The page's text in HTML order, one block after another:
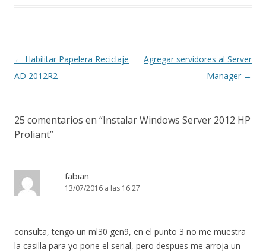
Navegación
de
← Habilitar Papelera Reciclaje
AD 2012R2
Agregar servidores al Server
Manager →
25 comentarios en “Instalar Windows Server 2012 HP
Proliant”
fabian
13/07/2016 a las 16:27
consulta, tengo un ml30 gen9, en el punto 3 no me muestra
la casilla para yo pone el serial, pero despues me arroja un